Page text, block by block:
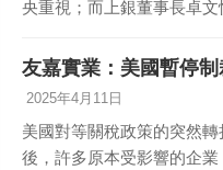
央重視；而上銀董事長卓
友嘉實業：美國暫停
2025年4月11日
美國對等關稅政策的突然
後，許多原本受影響的企